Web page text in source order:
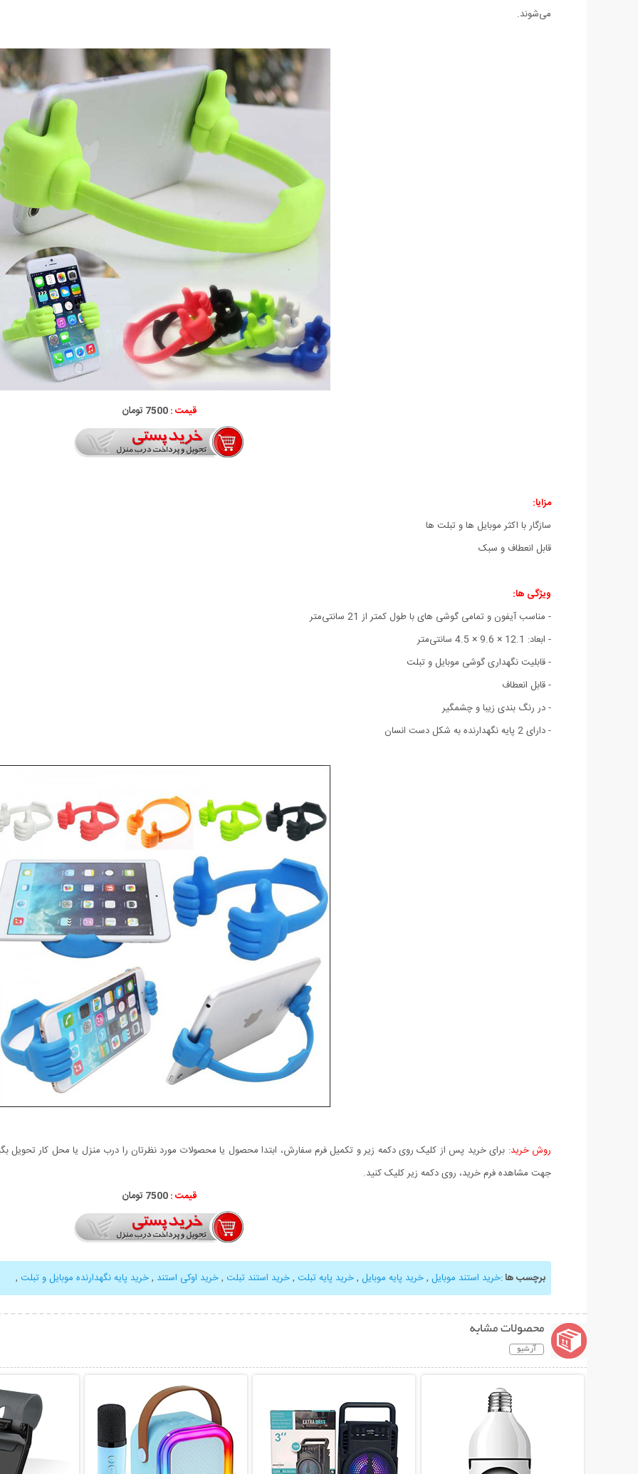
می‌شوند.
قیمت :7500 تومان
مزایا:
سازگار با اکثر موبایل ها و تبلت ها
قابل انعطاف و سبک
ویژگی ها:
- مناسب آیفون و تمامی گوشی های با طول کمتر از 21 سانتی‌متر
- ابعاد: 12.1 × 9.6 × 4.5 سانتی‌متر
- قابلیت نگهداری گوشی موبایل و تبلت
- قابل انعطاف
- در رنگ بندی زیبا و چشمگیر
- دارای 2 پایه نگهدارنده به شکل دست انسان
روش خرید: برای خرید پس از کلیک روی دکمه زیر و تکمیل فرم سفارش، ابتدا محصول یا محصولات مورد نظرتان را درب منزل یا محل کار تحویل
جهت مشاهده فرم خرید، روی دکمه زیر کلیک کنید.
قیمت :7500 تومان
برچسب ها:خرید استند موبایل ,خرید پایه موبایل ,خرید پایه تبلت ,خرید استند تبلت ,خرید اوکی استند ,خرید پایه نگهدارنده موبایل و تبلت ,
محصولات مشابه
آرشیو